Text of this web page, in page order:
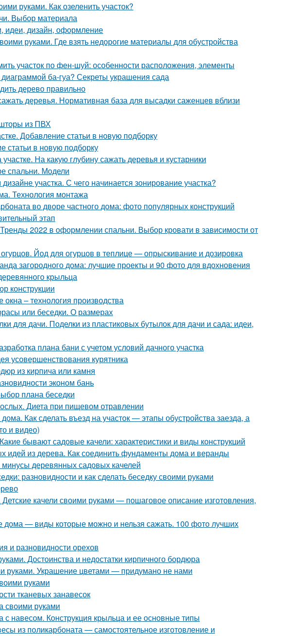
руками. Как озеленить участок?
Выбор материала
идеи, дизайн, оформление
руками. Где взять недорогие материалы для обустройства
участок по фен-шуй: особенности расположения, элементы
ба-гуа? Секреты украшения сада
дерево правильно
деревья. Нормативная база для высадки саженцев вблизи
из ПВХ
Добавление статьи в новую подборку
статьи в новую подборку
На какую глубину сажать деревья и кустарники
спальни. Модели
участка. С чего начинается зонирование участка?
Технология монтажа
во дворе частного дома: фото популярных конструкций
этап
2022 в оформлении спальни. Выбор кровати в зависимости от
Йод для огурцов в теплице — опрыскивание и дозировка
загородного дома: лучшие проекты и 90 фото для вдохновения
крыльца
конструкции
– технология производства
или беседки. О размерах
для дачи. Поделки из пластиковых бутылок для дачи и сада: идеи,
плана бани с учетом условий дачного участка
усовершенствования курятника
из кирпича или камня
эконом бань
плана беседки
Диета при пищевом отравлении
Как сделать въезд на участок — этапы обустройства заезда, а
и видео)
бывают садовые качели: характеристики и виды конструкций
идей из дерева. Как соединить фундаменты дома и веранды
деревянных садовых качелей
разновидности и как сделать беседку своими руками
качели своими руками — пошаговое описание изготовления,
дома — виды которые можно и нельзя сажать. 100 фото лучших
и разновидности орехов
Достоинства и недостатки кирпичного бордюра
руками. Украшение цветами — придумано не нами
руками
тканевых занавесок
своими руками
с навесом. Конструкция крыльца и ее основные типы
из поликарбоната — самостоятельное изготовление и